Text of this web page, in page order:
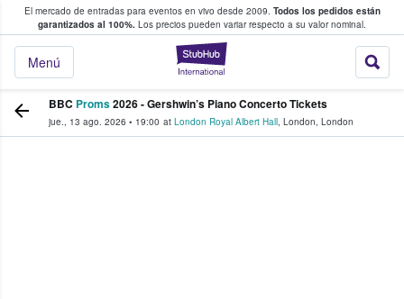
El mercado de entradas para eventos en vivo desde 2009. Todos los pedidos están
garantizados al 100%. Los precios pueden variar respecto a su valor nominal.
StubHub:
Menú
y venta de entradas entre fans
BBC Proms2026 - Gershwin’s Piano Concerto Tickets
jue., 13 ago. 2026 • 19:00 at London Royal Albert Hall, London, London